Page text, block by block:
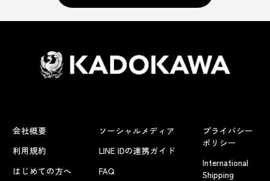
会社概要
利用規約
はじめての方へ
ソーシャルメディア
LINE IDの連携ガイド
FAQ
プライバシー
ポリシー
International
Shipping